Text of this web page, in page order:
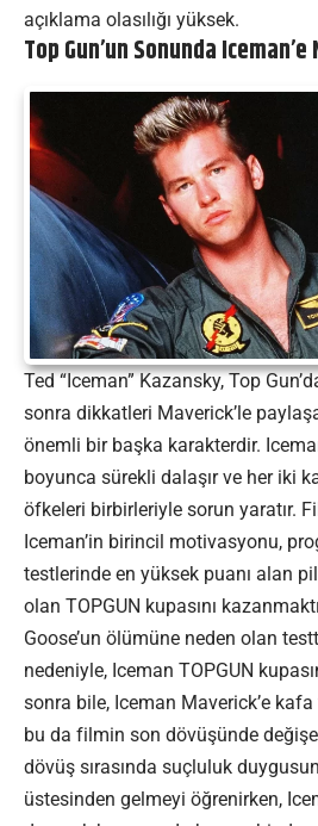
açıklama olasılığı yüksek.
Top Gun’un Sonunda Iceman’e
Ted “Iceman” Kazansky, Top
sonra dikkatleri Maverick’le
önemli bir başka karakterdir.
boyunca sürekli dalaşır ve her iki
öfkeleri birbirleriyle sorun yaratır.
Iceman’in birincil motivasyonu,
testlerinde en yüksek puanı alan
olan TOPGUN kupasını
Goose’un ölümüne neden olan
nedeniyle, Iceman TOPGUN
sonra bile, Iceman Maverick’e
bu da filmin son dövüşünde
dövüş sırasında suçluluk
üstesinden gelmeyi öğrenirken,